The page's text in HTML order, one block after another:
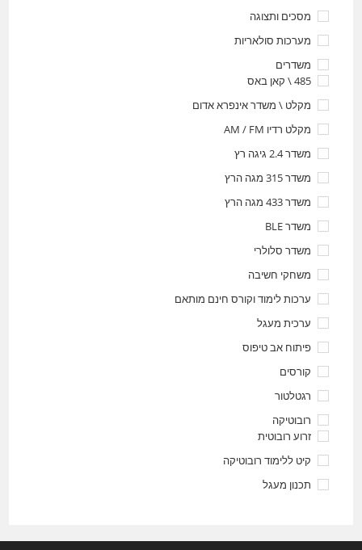
מסכים ותצוגה
מערכות סולאריות
משדרים
485 \ קאן באס
מקלט \ משדר אינפרא אדום
מקלט רדיו AM / FM
משדר 2.4 גיגה רץ
משדר 315 מגה הרץ
משדר 433 מגה הרץ
משדר BLE
משדר סלולרי
משחקי חשיבה
ערכות לימוד וקורס חינם מותאם
ערכית מעגל
פיתוח אב טיפוס
קורסים
רגטלטור
רובוטיקה
זרוע רובוטית
קיט ללימוד רובוטיקה
תכנון מעגל